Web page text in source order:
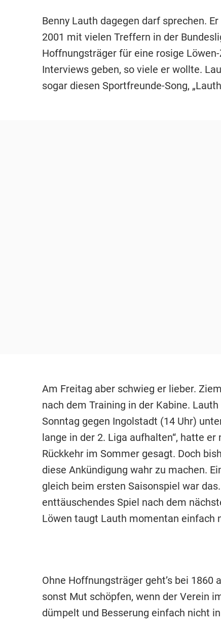
Benny Lauth dagegen darf sprechen.
2001 mit vielen Treffern in der
Hoffnungsträger für eine rosige
Interviews geben, so viele er wollte.
sogar diesen Sportfreunde-Song,
Am Freitag aber schwieg er lieber.
nach dem Training in der Kabine.
Sonntag gegen Ingolstadt (14 Uhr)
lange in der 2. Liga aufhalten“, hatte
Rückkehr im Sommer gesagt. Doch
diese Ankündigung wahr zu machen.
gleich beim ersten Saisonspiel war
enttäuschendes Spiel nach dem
Löwen taugt Lauth momentan einfach
Ohne Hoffnungsträger geht’s bei 1860
sonst Mut schöpfen, wenn der Verein
dümpelt und Besserung einfach nicht